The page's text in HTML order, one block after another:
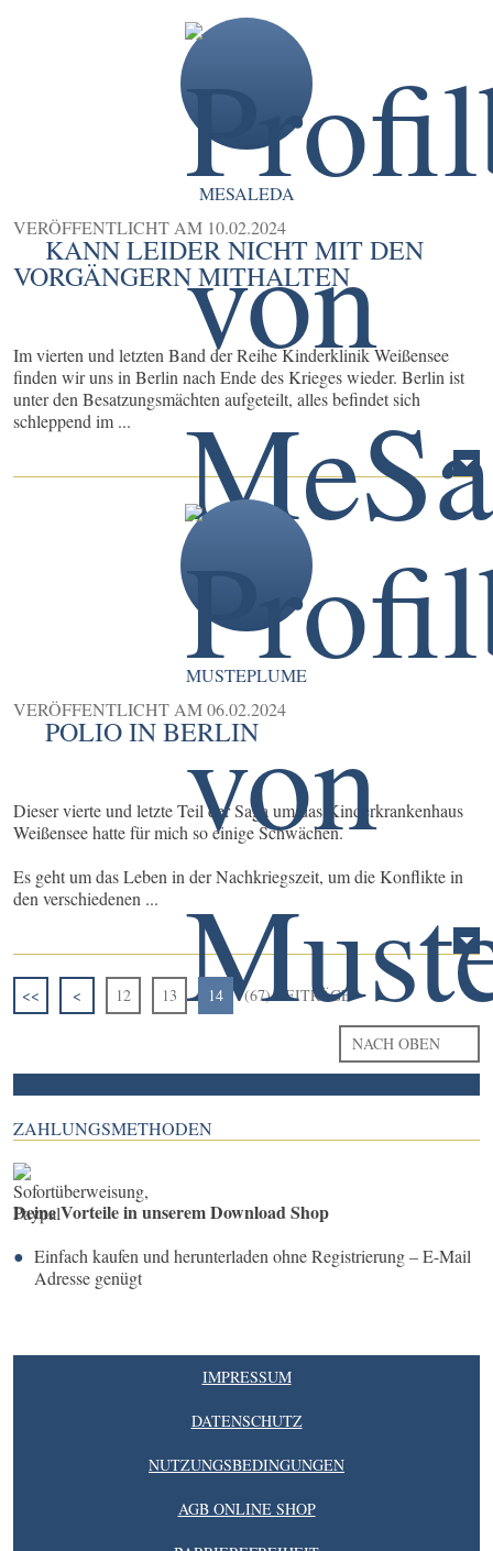
MESALEDA
VERÖFFENTLICHT AM 10.02.2024
KANN LEIDER NICHT MIT DEN
VORGÄNGERN MITHALTEN
Im vierten und letzten Band der Reihe Kinderklinik Weißensee
finden wir uns in Berlin nach Ende des Krieges wieder. Berlin ist
unter den Besatzungsmächten aufgeteilt, alles befindet sich
schleppend im ...
MUSTEPLUME
VERÖFFENTLICHT AM06.02.2024
POLIO IN BERLIN
Dieser vierte und letzte Teil der Saga um das Kinderkrankenhaus
Weißensee hatte für mich so einige Schwächen.
Es geht um das Leben in der Nachkriegszeit, um die Konflikte in
den verschiedenen ...
<< < 12 13 14 (67) BEITRÄGE
NACH OBEN
ZAHLUNGSMETHODEN
Deine Vorteile in unserem Download Shop
Einfach kaufen und herunterladen ohne Registrierung – E-Mail
Adresse genügt
IMPRESSUM
DATENSCHUTZ
NUTZUNGSBEDINGUNGEN
AGB ONLINE SHOP